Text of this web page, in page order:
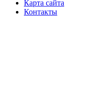
Карта сайта
Контакты